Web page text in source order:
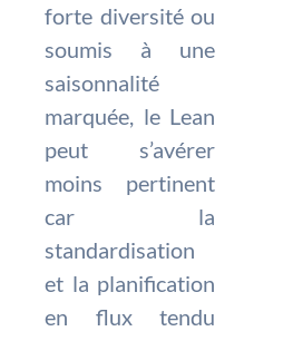
forte diversité ou
soumis à une
saisonnalité
marquée, le Lean
peut s’avérer
moins pertinent
car la
standardisation
et la planification
en flux tendu